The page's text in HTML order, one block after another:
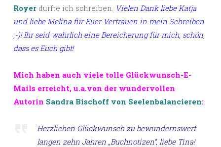
Royer durfte ich schreiben. Vielen Dank liebe Katja
und liebe Melina für Euer Vertrauen in mein Schreiben
;-)! Ihr seid wahrlich eine Bereicherung für mich, schön,
dass es Euch gibt!
Mich haben auch viele tolle Glückwunsch-E-
Mails erreicht, u.a.von der wundervollen
Autorin Sandra Bischoff von Seelenbalancieren:
Herzlichen Glückwunsch zu bewundernswert
langen zehn Jahren „Buchnotizen“, liebe Tina!